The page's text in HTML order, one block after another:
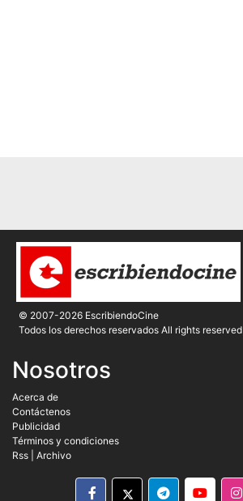
© 2007-2026 EscribiendoCine
Todos los derechos reservados All rights reserved
Nosotros
Acerca de
Contáctenos
Publicidad
Términos y condiciones
Rss
Archivo